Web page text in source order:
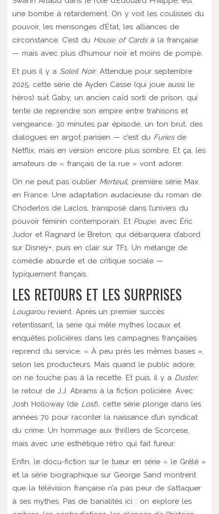
une bombe à retardement. On y voit les coulisses du
pouvoir, les mensonges d’État, les alliances de
circonstance. C’est du House of Cardsà la française
— mais avec plus d’humour noir et moins de pompe.
Et puis il y a Soleil Noir. Attendue pour septembre
2025, cette série de Ayden Casse (qui joue aussi le
héros) suit Gaby, un ancien caïd sorti de prison, qui
tente de reprendre son empire entre trahisons et
vengeance. 30 minutes par épisode, un ton brut, des
dialogues en argot parisien — c’est du Furiesde
Netflix, mais en version encore plus sombre. Et ça, les
amateurs de « français de la rue » vont adorer.
On ne peut pas oublier Merteuil, première série Max
en France. Une adaptation audacieuse du roman de
Choderlos de Laclos, transposé dans l’univers du
pouvoir féminin contemporain. Et Poupe, avec Éric
Judor et Ragnard le Breton, qui débarquera d’abord
sur Disney+, puis en clair sur TF1. Un mélange de
comédie absurde et de critique sociale —
typiquement français.
LES RETOURS ET LES SURPRISES
Lougarourevient. Après un premier succès
retentissant, la série qui mêle mythes locaux et
enquêtes policières dans les campagnes françaises
reprend du service. « À peu près les mêmes bases »,
selon les producteurs. Mais quand le public adore,
on ne touche pas à la recette. Et puis, il y a Duster,
le retour de J.J. Abrams à la fiction policière. Avec
Josh Holloway (de Lost), cette série plonge dans les
années 70 pour raconter la naissance d’un syndicat
du crime. Un hommage aux thrillers de Scorcese,
mais avec une esthétique rétro qui fait fureur.
Enfin, le docu-fiction sur le tueur en série « le Grêlé »
et la série biographique sur George Sand montrent
que la télévision française n’a pas peur de s’attaquer
à ses mythes. Pas de banalités ici : on explore les